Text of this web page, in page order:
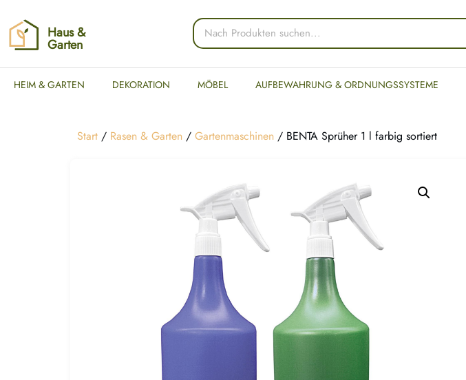
Haus &
Garten
HEIM & GARTEN DEKORATION MÖBEL AUFBEWAHRUNG & ORDNUNGSSYSTEME
Start / Rasen & Garten / Gartenmaschinen / BENTA Sprüher 1 l farbig sortiert